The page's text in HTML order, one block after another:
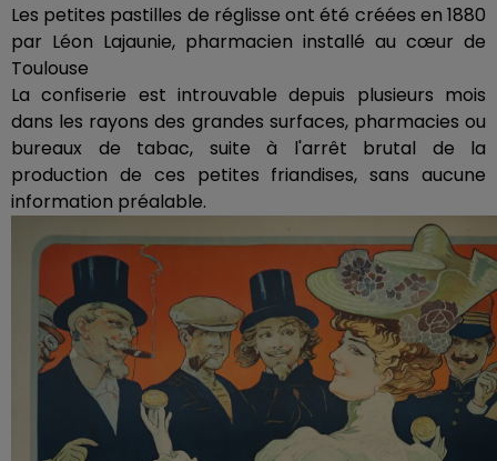
Les petites pastilles de réglisse ont été créées en 1880
par Léon Lajaunie, pharmacien installé au cœur de
Toulouse
La confiserie est introuvable depuis plusieurs mois
dans les rayons des grandes surfaces, pharmacies ou
bureaux de tabac, suite à l'arrêt brutal de la
production de ces petites friandises, sans aucune
information préalable.